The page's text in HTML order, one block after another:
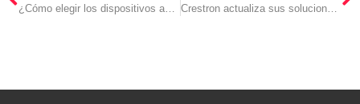
¿Cómo elegir los dispositivos adecuados para sus videoconferencias? Crestron actualiza sus soluciones de control de hardware y software